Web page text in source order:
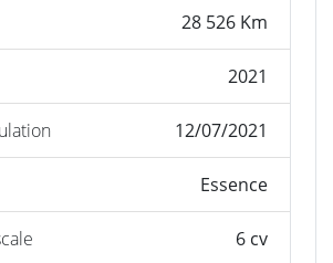
28 526 Km
2021
12/07/2021
Essence
6 cv